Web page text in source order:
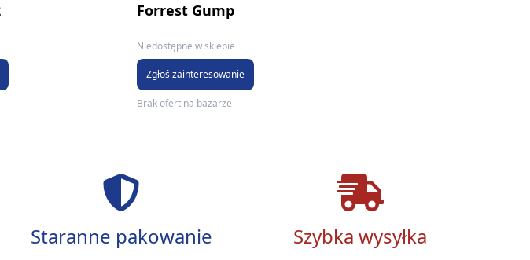
Forrest Gump
Niedostępne w sklepie
Zgłoś zainteresowanie
Brak ofert na bazarze
Staranne pakowanie Szybka wysyłka